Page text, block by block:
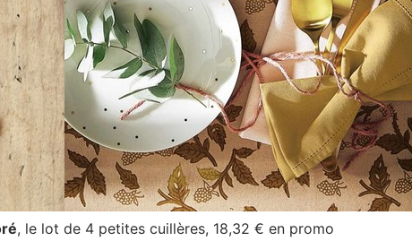
, le lot de 4 petites cuillères, 18,32 € en promo